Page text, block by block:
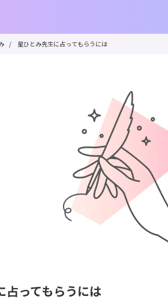
/ 星ひとみ先生に占ってもらうには
占ってもらうには